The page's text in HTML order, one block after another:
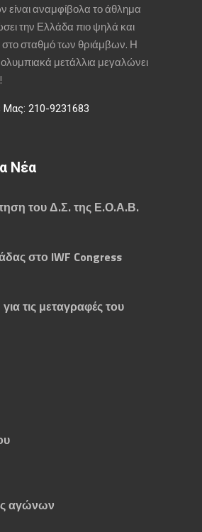
αναμφίβολα το άθλημα
την Ελλάδα πιο ψηλά και
στο σταθμό των θριάμβων. Η
μετάλλια μεγαλώνει
Μας: 210-9231683
Νέα
του Δ.Σ. της Ε.Ο.Α.Β.
στο IWF Congress
τις μεταγραφές του
αγώνων